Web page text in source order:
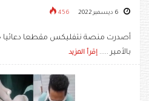
456
أصدرت منصة نتفليكس مقطعا دعائيا
بالأمير ..... إقرأ المزيد